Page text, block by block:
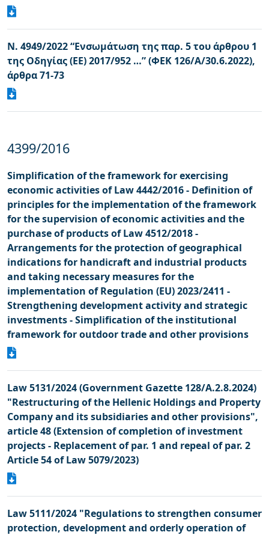
Ν. 4949/2022 “Ενσωμάτωση της παρ. 5 του άρθρου 1
της Οδηγίας (ΕΕ) 2017/952 …” (ΦΕΚ 126/Α/30.6.2022),
άρθρα 71-73
4399/2016
Simplification of the framework for exercising
economic activities of Law 4442/2016 - Definition of
principles for the implementation of the framework
for the supervision of economic activities and the
purchase of products of Law 4512/2018 -
Arrangements for the protection of geographical
indications for handicraft and industrial products
and taking necessary measures for the
implementation of Regulation (EU) 2023/2411 -
Strengthening development activity and strategic
investments - Simplification of the institutional
framework for outdoor trade and other provisions
Law 5131/2024 (Government Gazette 128/A.2.8.2024)
"Restructuring of the Hellenic Holdings and Property
Company and its subsidiaries and other provisions",
article 48 (Extension of completion of investment
projects - Replacement of par. 1 and repeal of par. 2
Article 54 of Law 5079/2023)
Law 5111/2024 "Regulations to strengthen consumer
protection, development and orderly operation of